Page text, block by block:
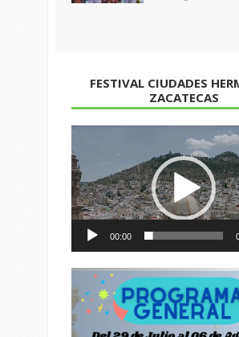
FESTIVAL CIUDADES
ZACATECAS
de
vídeo
00:00